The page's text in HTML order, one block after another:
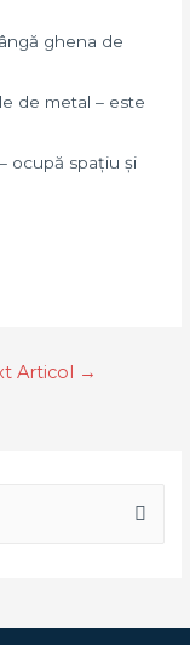
ghena de
de metal – este
ocupă spațiu și
Articol →